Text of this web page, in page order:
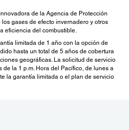
de la Agencia de Protección
gases de efecto invernadero y otros
eficiencia del combustible.
limitada de 1 año con la opción de
hasta un total de 5 años de cobertura
geográficas. La solicitud de servicio
la 1 p.m. Hora del Pacífico, de lunes a
la garantía limitada o el plan de servicio